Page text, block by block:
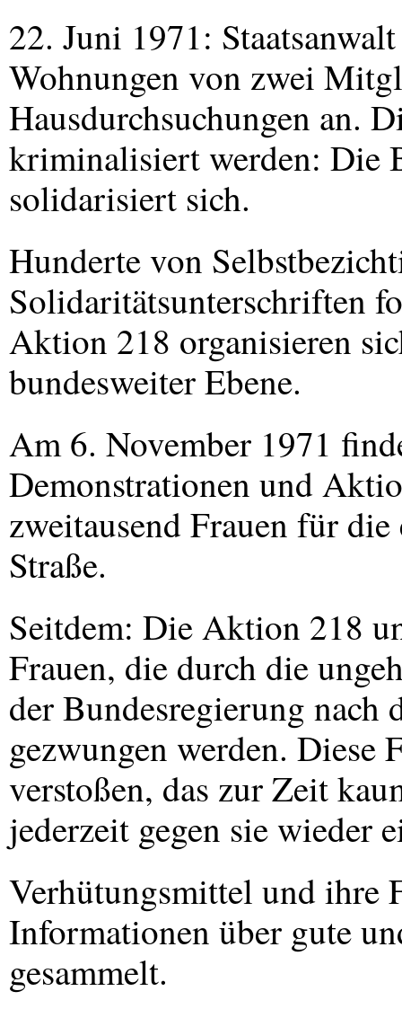
22. Juni 1971:
Wohnungen von zwei
Hausdurchsuchungen an.
kriminalisiert werden: Die
solidarisiert sich.
Hunderte von
Solidaritätsunterschriften
Aktion 218 organisieren
bundesweiter Ebene.
Am 6. November 1971
Demonstrationen und
zweitausend Frauen für
Straße.
Seitdem: Die Aktion 218
Frauen, die durch die
der Bundesregierung
gezwungen werden. Diese
verstoßen, das zur Zeit
jederzeit gegen sie wieder
Verhütungsmittel und ihre
Informationen über gute
gesammelt.